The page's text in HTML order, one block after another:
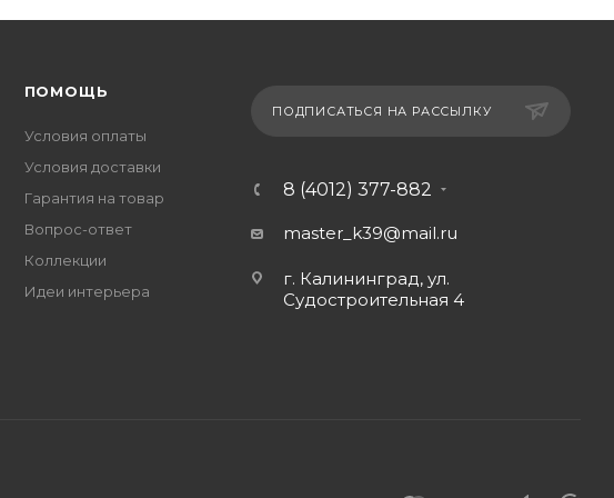
ПОМОЩЬ
Условия оплаты
Условия доставки
Гарантия на товар
Вопрос-ответ
Коллекции
Идеи интерьера
ПОДПИСАТЬСЯ НА РАССЫЛКУ
8 (4012) 377-882
master_k39@mail.ru
г. Калининград, ул.
Судостроительная 4